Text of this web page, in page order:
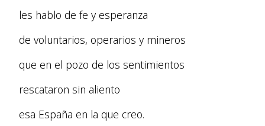
les hablo de fe y esperanza
de voluntarios, operarios y mineros
que en el pozo de los sentimientos
rescataron sin aliento
esa España en la que creo.